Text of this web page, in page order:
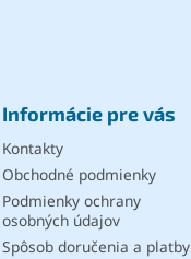
Informácie pre vás
Kontakty
Obchodné podmienky
Podmienky ochrany
osobných údajov
Spôsob doručenia a platby